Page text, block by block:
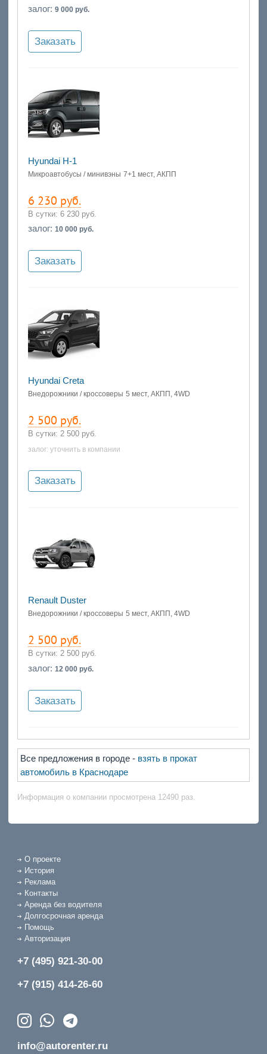
залог:9 000 руб.
Заказать
Hyundai H-1
Микроавтобусы / минивэны 7+1 мест, АКПП
6 230 руб.
В сутки:6 230 руб.
залог:10 000 руб.
Заказать
Hyundai Creta
Внедорожники / кроссоверы 5 мест, АКПП, 4WD
2 500 руб.
В сутки: 2 500 руб.
залог: уточнить в компании
Заказать
Renault Duster
Внедорожники / кроссоверы 5 мест, АКПП, 4WD
2 500 руб.
В сутки: 2 500 руб.
залог:12 000 руб.
Заказать
Все предложения в городе - взять в прокат
автомобиль в Краснодаре
Информация о компании просмотрена 12490 раз.
О проекте
История
Реклама
Контакты
Аренда без водителя
Долгосрочная аренда
Помощь
Авторизация
+7 (495) 921-30-00
+7 (915) 414-26-60
info@autorenter.ru